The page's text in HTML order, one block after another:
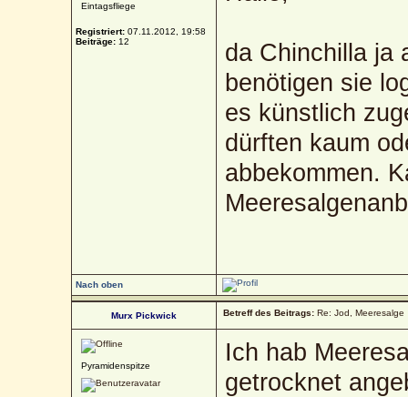
Eintagsfliege
Registriert: 07.11.2012, 19:58
Beiträge: 12
da Chinchilla ja
benötigen sie
es künstlich
dürften kaum
abbekommen.
Nach oben
Murx Pickwick Betreff des Beitrags: Re: Jod, Meeresalge
Pyramidenspitze
Ich hab
getrocknet